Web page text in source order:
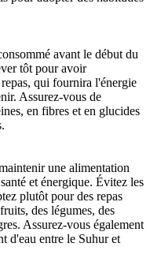
avant le début du
tôt pour avoir
qui fournira l'énergie
Assurez-vous de
en fibres et en glucides
une alimentation
et énergique. Évitez les
plutôt pour des repas
des légumes, des
Assurez-vous également
d'eau entre le Suhur et